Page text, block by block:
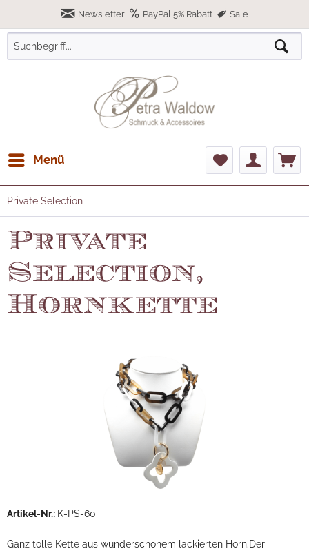
Newsletter PayPal 5% Rabatt Sale
Menü
Private Selection
Private
Selection,
Hornkette
Artikel-Nr.: K-PS-60
Ganz tolle Kette aus wunderschönem lackierten Horn.Der